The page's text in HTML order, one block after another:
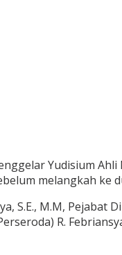
Yudisium
melangkah
M.M, Pejabat
R.